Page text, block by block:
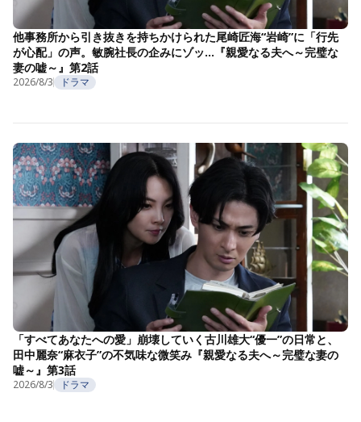
他事務所から引き抜きを持ちかけられた尾崎匠海“岩崎”に「行先
が心配」の声。敏腕社長の企みにゾッ…『親愛なる夫へ～完璧な
妻の嘘～』第2話
2026/8/3 ドラマ
「すべてあなたへの愛」崩壊していく古川雄大“優一”の日常と、
田中麗奈“麻衣子”の不気味な微笑み『親愛なる夫へ～完璧な妻の
嘘～』第3話
2026/8/3 ドラマ